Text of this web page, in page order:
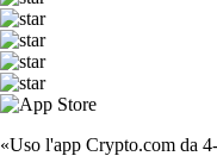
«Uso l'app Crypto.com da